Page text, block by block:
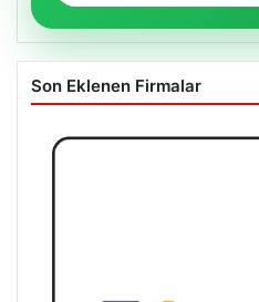
Son Eklenen Firmalar